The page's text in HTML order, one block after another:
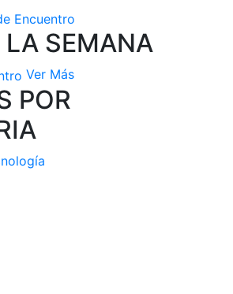
Encuentro
LA SEMANA
Ver Más
POR